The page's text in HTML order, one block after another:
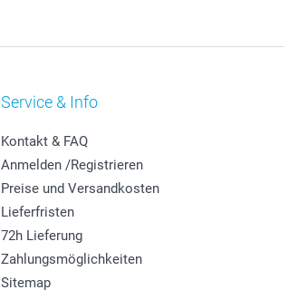
Service & Info
Kontakt & FAQ
Anmelden /Registrieren
Preise und Versandkosten
Lieferfristen
72h Lieferung
Zahlungsmöglichkeiten
Sitemap